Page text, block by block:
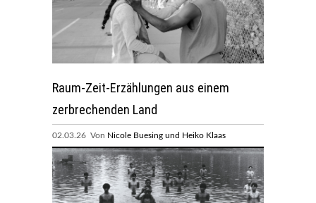
Raum-Zeit-Erzählungen aus einem
zerbrechenden Land
02.03.26 Von Nicole Buesing und Heiko Klaas